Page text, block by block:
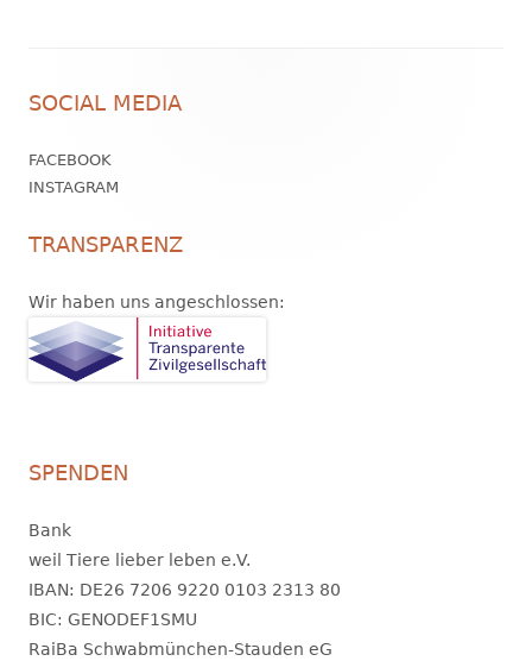
Inhalt
SOCIAL MEDIA
FACEBOOK
INSTAGRAM
TRANSPARENZ
Wir haben uns angeschlossen:
SPENDEN
Bank
weil Tiere lieber leben e.V.
IBAN: DE26 7206 9220 0103 2313 80
BIC: GENODEF1SMU
RaiBa Schwabmünchen-Stauden eG